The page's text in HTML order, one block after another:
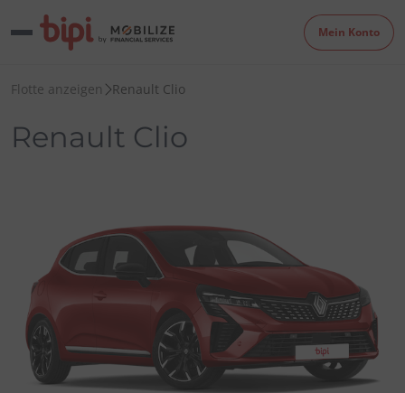
Mein Konto
Flotte anzeigen Renault Clio
Renault Clio